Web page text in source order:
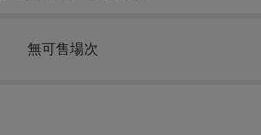
無可售場次